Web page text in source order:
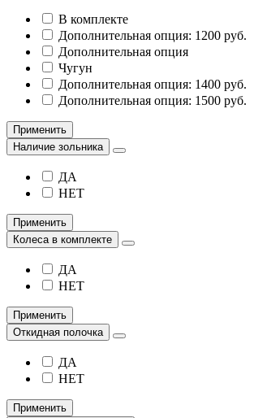
В комплекте
Дополнительная опция: 1200 руб.
Дополнительная опция
Чугун
Дополнительная опция: 1400 руб.
Дополнительная опция: 1500 руб.
Применить
Наличие зольника
ДА
НЕТ
Применить
Колеса в комплекте
ДА
НЕТ
Применить
Откидная полочка
ДА
НЕТ
Применить